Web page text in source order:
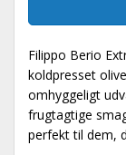
Filippo Berio
koldpresset
omhyggeligt
frugtagtige
perfekt til dem,